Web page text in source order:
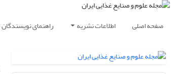
صفحه اصلی اطلاعات نشریه راهنمای نویسندگان